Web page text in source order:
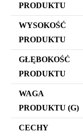
PRODUKTU
WYSOKOŚĆ
PRODUKTU
GŁĘBOKOŚĆ
PRODUKTU
WAGA
PRODUKTU (G)
CECHY